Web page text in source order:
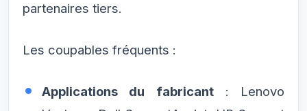
partenaires tiers.
Les coupables fréquents :
Applications du fabricant: Lenovo